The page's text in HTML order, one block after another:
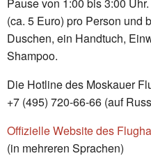
Pause von 1:00 bis 3:00
(ca. 5 Euro) pro Person und
Duschen, ein Handtuch,
Shampoo.
Die Hotline des Moskauer
+7 (495) 720-66-66 (auf
Offizielle Website des
(in mehreren Sprachen)